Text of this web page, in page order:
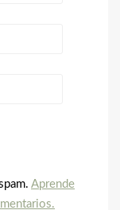
Aprende